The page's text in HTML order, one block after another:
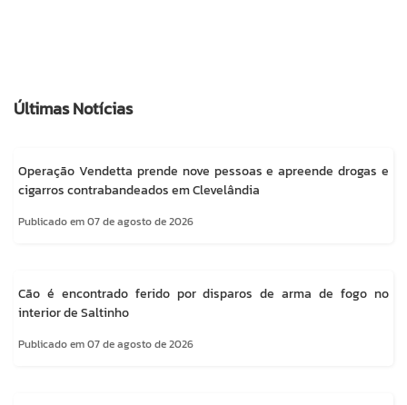
Últimas Notícias
Operação Vendetta prende nove pessoas e apreende drogas e
cigarros contrabandeados em Clevelândia
Publicado em 07 de agosto de 2026
Cão é encontrado ferido por disparos de arma de fogo no
interior de Saltinho
Publicado em 07 de agosto de 2026